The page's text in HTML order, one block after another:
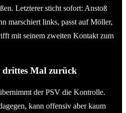
Letzterer sticht sofort: Anstoß
marschiert links, passt auf Möller,
mit seinem zweiten Kontakt zum
drittes Mal zurück
der PSV die Kontrolle.
kann offensiv aber kaum